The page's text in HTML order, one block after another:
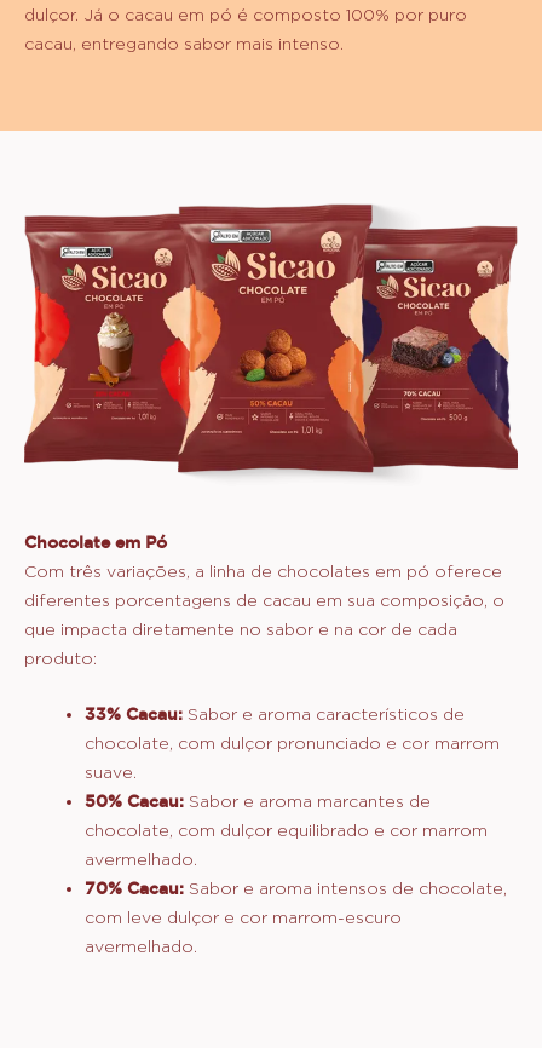
dulçor. Já o cacau em pó é composto 100% por puro
cacau, entregando sabor mais intenso.
Chocolate em Pó
Com três variações, a linha de chocolates em pó oferece
diferentes porcentagens de cacau em sua composição, o
que impacta diretamente no sabor e na cor de cada
produto:
33% Cacau: Sabor e aroma característicos de
chocolate, com dulçor pronunciado e cor marrom
suave.
50% Cacau: Sabor e aroma marcantes de
chocolate, com dulçor equilibrado e cor marrom
avermelhado.
70% Cacau: Sabor e aroma intensos de chocolate,
com leve dulçor e cor marrom-escuro
avermelhado.